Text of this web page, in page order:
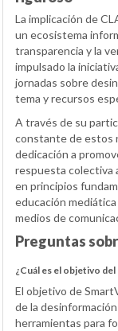
La implicación de
un ecosistema
transparencia y la
impulsado la
jornadas sobre
tema y recursos
A través de su
constante de estos
dedicación a
respuesta colectiva
en principios
educación
medios de
Preguntas
¿Cuál es el objetivo
El objetivo de
de la
herramientas para